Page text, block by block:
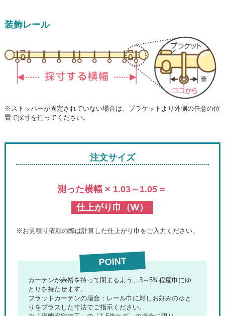
装飾レール
※ストッパーが固定されていない場合は、ブラケットより外側の任意の位
置で採寸を行ってください。
注文サイズ
測った横幅 × 1.03～1.05 =
仕上がり巾（W）
※お見積り依頼の際は計算した仕上がり巾をご入力ください。
POINT
カーテンが余裕を持って閉まるよう、3～5%程度巾にゆ
とりを持たせます。
フラットカーテンの場合： レール巾に対しお好みのゆと
りをプラスした寸法でご指示ください。